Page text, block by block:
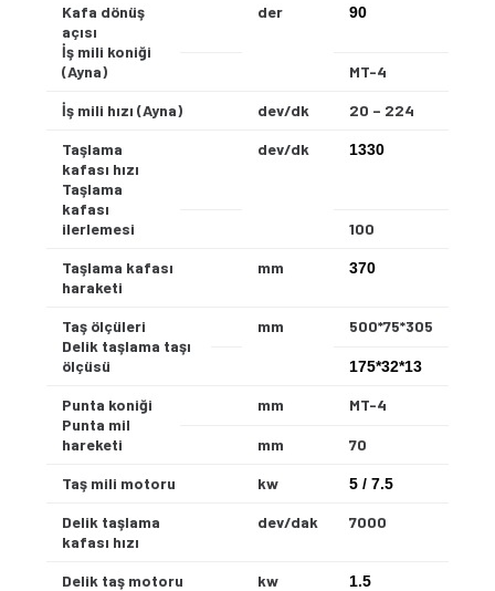
Kafa dönüş
açısı
İş mili koniği
(Ayna)
der 90
MT-4
İş mili hızı (Ayna) dev/dk 20 – 224
Taşlama
kafası hızı
Taşlama
kafası
ilerlemesi
dev/dk 1330
100
Taşlama kafası
haraketi
mm 370
Taş ölçüleri
Delik taşlama taşı
ölçüsü
mm 500*75*305
175*32*13
Punta koniği
Punta mil
hareketi
mm MT-4
mm 70
Taş mili motoru kw 5 / 7.5
Delik taşlama
kafası hızı
dev/dak 7000
Delik taş motoru kw 1.5